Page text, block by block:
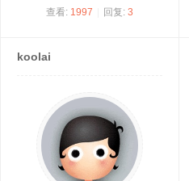
查看: 1997 回复: 3
koolai